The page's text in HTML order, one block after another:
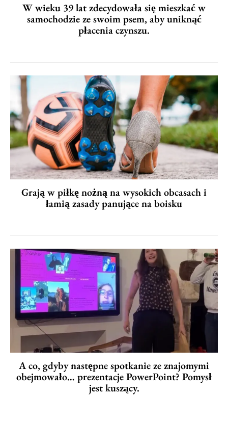
W wieku 39 lat zdecydowała się mieszkać w
samochodzie ze swoim psem, aby uniknąć
płacenia czynszu.
Grają w piłkę nożną na wysokich obcasach i
łamią zasady panujące na boisku
A co, gdyby następne spotkanie ze znajomymi
obejmowało… prezentacje PowerPoint? Pomysł
jest kuszący.